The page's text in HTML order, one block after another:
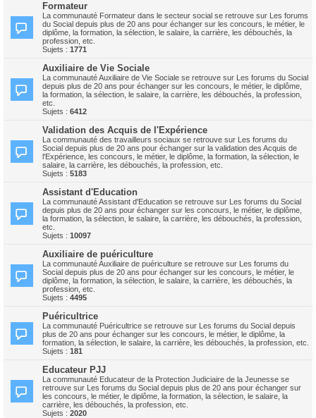
Formateur
La communauté Formateur dans le secteur social se retrouve sur Les forums
du Social depuis plus de 20 ans pour échanger sur les concours, le métier, le
diplôme, la formation, la sélection, le salaire, la carrière, les débouchés, la
profession, etc.
Sujets : 1771
Auxiliaire de Vie Sociale
La communauté Auxiliaire de Vie Sociale se retrouve sur Les forums du Social
depuis plus de 20 ans pour échanger sur les concours, le métier, le diplôme,
la formation, la sélection, le salaire, la carrière, les débouchés, la profession,
etc.
Sujets : 6412
Validation des Acquis de l'Expérience
La communauté des travailleurs sociaux se retrouve sur Les forums du
Social depuis plus de 20 ans pour échanger sur la validation des Acquis de
l'Expérience, les concours, le métier, le diplôme, la formation, la sélection, le
salaire, la carrière, les débouchés, la profession, etc.
Sujets : 5183
Assistant d'Education
La communauté Assistant d'Education se retrouve sur Les forums du Social
depuis plus de 20 ans pour échanger sur les concours, le métier, le diplôme,
la formation, la sélection, le salaire, la carrière, les débouchés, la profession,
etc.
Sujets : 10097
Auxiliaire de puériculture
La communauté Auxiliaire de puériculture se retrouve sur Les forums du
Social depuis plus de 20 ans pour échanger sur les concours, le métier, le
diplôme, la formation, la sélection, le salaire, la carrière, les débouchés, la
profession, etc.
Sujets : 4495
Puéricultrice
La communauté Puéricultrice se retrouve sur Les forums du Social depuis
plus de 20 ans pour échanger sur les concours, le métier, le diplôme, la
formation, la sélection, le salaire, la carrière, les débouchés, la profession, etc.
Sujets : 181
Educateur PJJ
La communauté Educateur de la Protection Judiciaire de la Jeunesse se
retrouve sur Les forums du Social depuis plus de 20 ans pour échanger sur
les concours, le métier, le diplôme, la formation, la sélection, le salaire, la
carrière, les débouchés, la profession, etc.
Sujets : 2020